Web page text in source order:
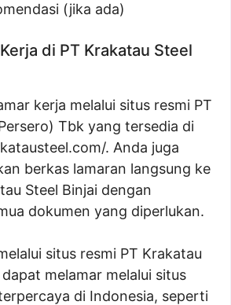
(jika ada)
di PT Krakatau Steel
kerja melalui situs resmi PT
Tbk yang tersedia di
. Anda juga
berkas lamaran langsung ke
Steel Binjai dengan
dokumen yang diperlukan.
situs resmi PT Krakatau
melamar melalui situs
di Indonesia, seperti